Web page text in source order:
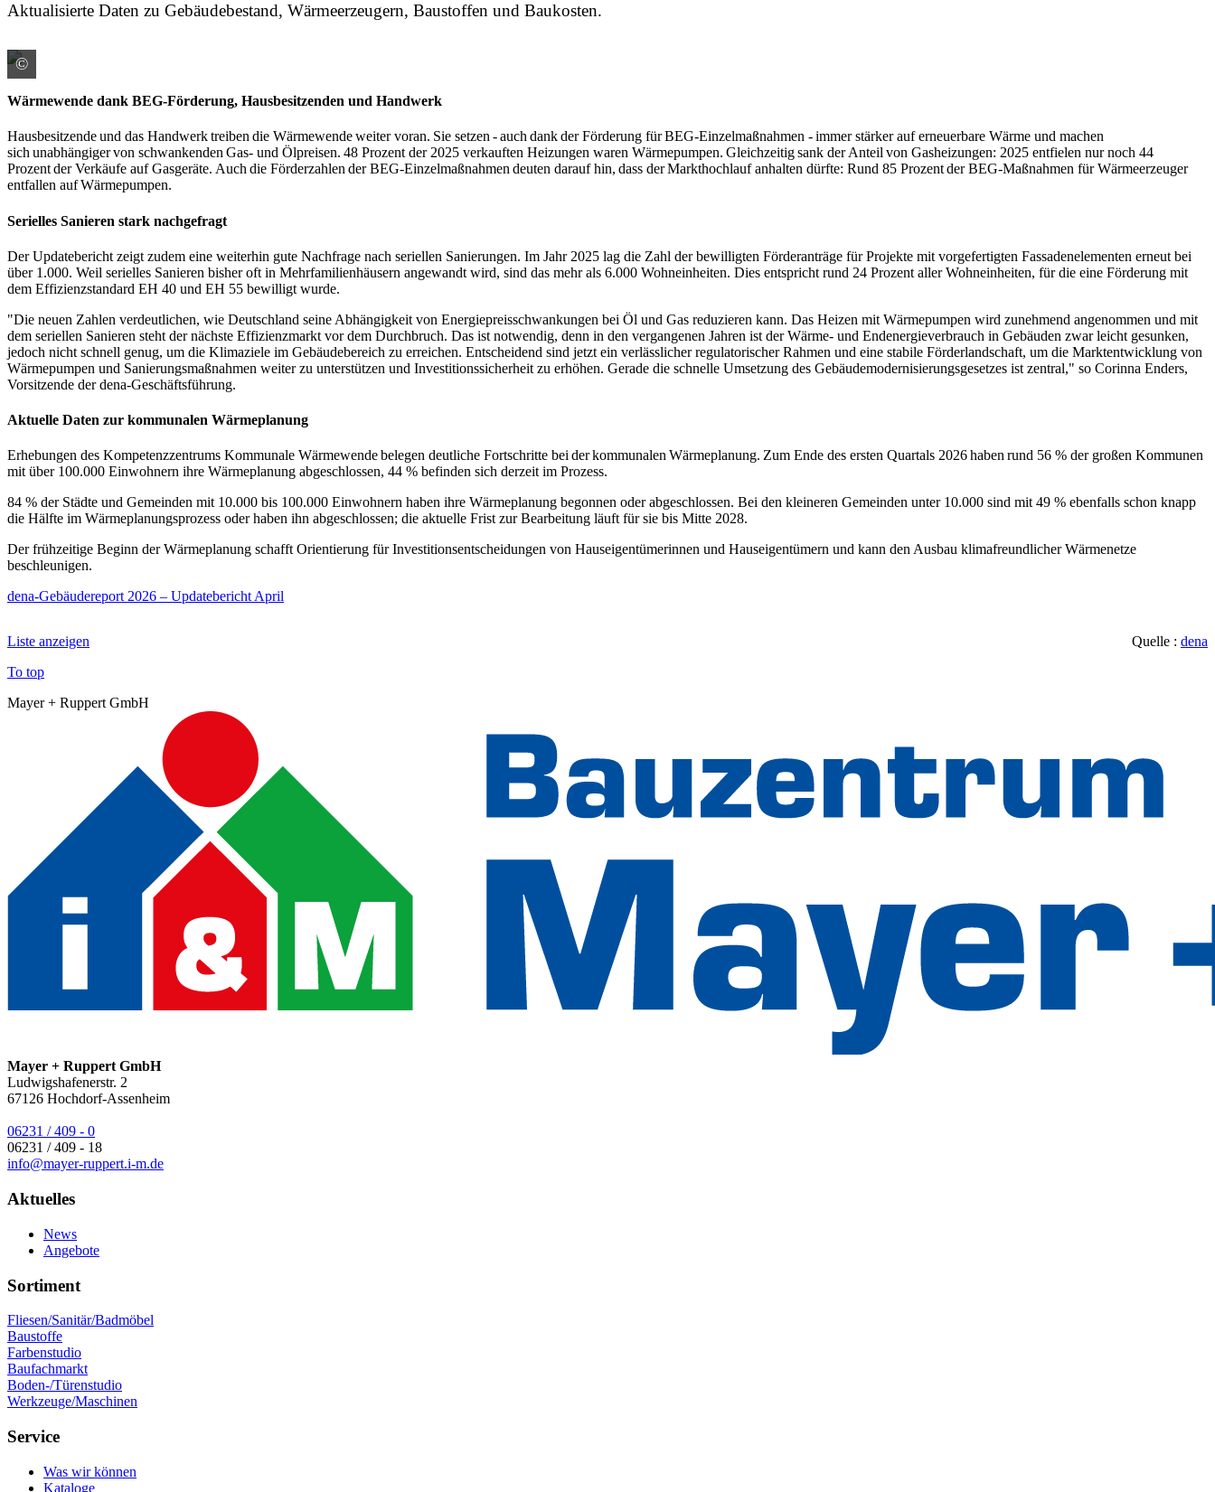
Aktualisierte Daten zu Gebäudebestand, Wärmeerzeugern, Baustoffen und Baukosten.
©
Wärmewende dank BEG-Förderung, Hausbesitzenden und Handwerk
Hausbesitzende und das Handwerk treiben die Wärmewende weiter voran. Sie setzen - auch dank der Förderung für BEG-Einzelmaßnahmen - immer stärker auf erneuerbare Wärme und machen
sich unabhängiger von schwankenden Gas- und Ölpreisen. 48 Prozent der 2025 verkauften Heizungen waren Wärmepumpen. Gleichzeitig sank der Anteil von Gasheizungen: 2025 entfielen nur noch 44
Prozent der Verkäufe auf Gasgeräte. Auch die Förderzahlen der BEG-Einzelmaßnahmen deuten darauf hin, dass der Markthochlauf anhalten dürfte: Rund 85 Prozent der BEG-Maßnahmen für Wärmeerzeuger
entfallen auf Wärmepumpen.
Serielles Sanieren stark nachgefragt
Der Updatebericht zeigt zudem eine weiterhin gute Nachfrage nach seriellen Sanierungen. Im Jahr 2025 lag die Zahl der bewilligten Förderanträge für Projekte mit vorgefertigten Fassadenelementen erneut bei
über 1.000. Weil serielles Sanieren bisher oft in Mehrfamilienhäusern angewandt wird, sind das mehr als 6.000 Wohneinheiten. Dies entspricht rund 24 Prozent aller Wohneinheiten, für die eine Förderung mit
dem Effizienzstandard EH 40 und EH 55 bewilligt wurde.
"Die neuen Zahlen verdeutlichen, wie Deutschland seine Abhängigkeit von Energiepreisschwankungen bei Öl und Gas reduzieren kann. Das Heizen mit Wärmepumpen wird zunehmend angenommen und mit
dem seriellen Sanieren steht der nächste Effizienzmarkt vor dem Durchbruch. Das ist notwendig, denn in den vergangenen Jahren ist der Wärme- und Endenergieverbrauch in Gebäuden zwar leicht gesunken,
jedoch nicht schnell genug, um die Klimaziele im Gebäudebereich zu erreichen. Entscheidend sind jetzt ein verlässlicher regulatorischer Rahmen und eine stabile Förderlandschaft, um die Marktentwicklung von
Wärmepumpen und Sanierungsmaßnahmen weiter zu unterstützen und Investitionssicherheit zu erhöhen. Gerade die schnelle Umsetzung des Gebäudemodernisierungsgesetzes ist zentral," so Corinna Enders,
Vorsitzende der dena-Geschäftsführung.
Aktuelle Daten zur kommunalen Wärmeplanung
Erhebungen des Kompetenzzentrums Kommunale Wärmewende belegen deutliche Fortschritte bei der kommunalen Wärmeplanung. Zum Ende des ersten Quartals 2026 haben rund 56 % der großen Kommunen
mit über 100.000 Einwohnern ihre Wärmeplanung abgeschlossen, 44 % befinden sich derzeit im Prozess.
84 % der Städte und Gemeinden mit 10.000 bis 100.000 Einwohnern haben ihre Wärmeplanung begonnen oder abgeschlossen. Bei den kleineren Gemeinden unter 10.000 sind mit 49 % ebenfalls schon knapp
die Hälfte im Wärmeplanungsprozess oder haben ihn abgeschlossen; die aktuelle Frist zur Bearbeitung läuft für sie bis Mitte 2028.
Der frühzeitige Beginn der Wärmeplanung schafft Orientierung für Investitionsentscheidungen von Hauseigentümerinnen und Hauseigentümern und kann den Ausbau klimafreundlicher Wärmenetze
beschleunigen.
dena-Gebäudereport 2026 – Updatebericht April
Quelle : dena
Liste anzeigen
To top
Mayer + Ruppert GmbH
Mayer + Ruppert GmbH
Ludwigshafenerstr. 2
67126 Hochdorf-Assenheim
06231 / 409 - 0
06231 / 409 - 18
info@mayer-ruppert.i-m.de
Aktuelles
News
Angebote
Sortiment
Fliesen/Sanitär/Badmöbel
Baustoffe
Farbenstudio
Baufachmarkt
Boden-/Türenstudio
Werkzeuge/Maschinen
Service
Was wir können
Kataloge